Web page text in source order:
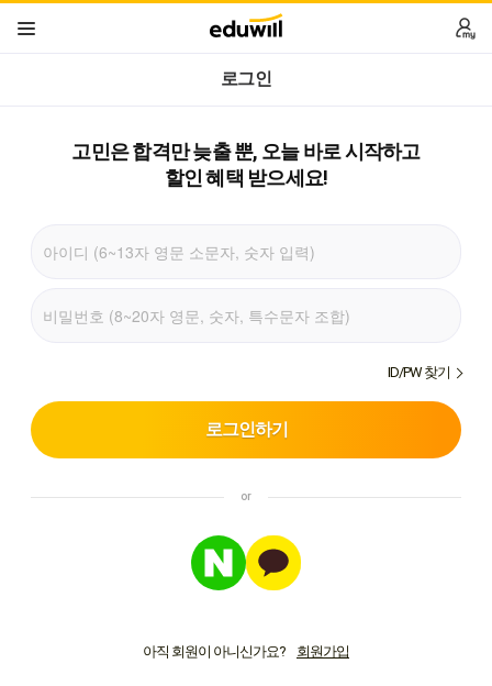
로그인
고민은 합격만 늦출 뿐, 오늘 바로 시작하고
할인 혜택 받으세요!
ID/PW 찾기
로그인하기
아직 회원이 아니신가요?